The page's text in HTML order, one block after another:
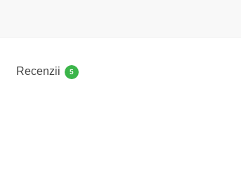
Recenzii 5